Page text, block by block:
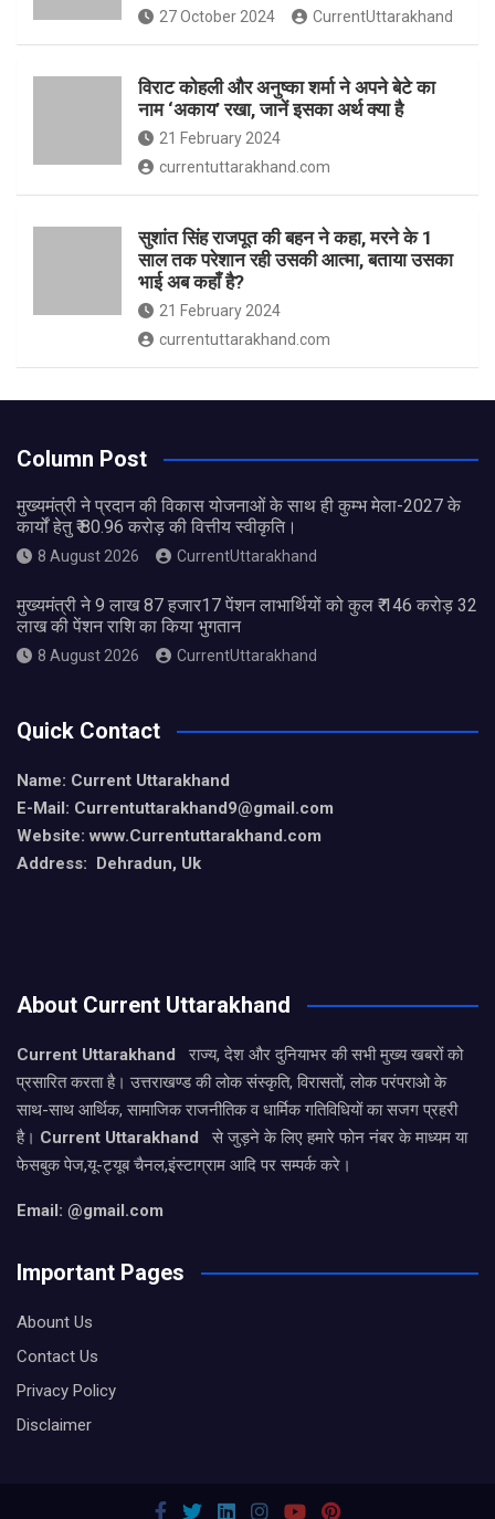
27 October 2024 CurrentUttarakhand
विराट कोहली और अनुष्का शर्मा ने अपने बेटे का
नाम ‘अकाय’ रखा, जानें इसका अर्थ क्‍या है
21 February 2024
currentuttarakhand.com
सुशांत सिंह राजपूत की बहन ने कहा, मरने के 1
साल तक परेशान रही उसकी आत्मा, बताया उसका
भाई अब कहाँ है?
21 February 2024
currentuttarakhand.com
Column Post
मुख्यमंत्री ने प्रदान की विकास योजनाओं के साथ ही कुम्भ मेला-2027 के
कार्यों हेतु ₹ 80.96 करोड़ की वित्तीय स्वीकृति।
8 August 2026 CurrentUttarakhand
मुख्यमंत्री ने 9 लाख 87 हजार17 पेंशन लाभार्थियों को कुल ₹ 146 करोड़ 32
लाख की पेंशन राशि का किया भुगतान
8 August 2026 CurrentUttarakhand
Quick Contact
Name: Current Uttarakhand
E-Mail: Currentuttarakhand9@gmail.com
Website: www.Currentuttarakhand.com
Address: Dehradun, Uk
About Current Uttarakhand
Current Uttarakhand
राज्य, देश और दुनियाभर की सभी मुख्य खबरों को
प्रसारित करता है। उत्तराखण्ड की लोक संस्कृति, विरासतों, लोक परंपराओ के
साथ-साथ आर्थिक, सामाजिक राजनीतिक व धार्मिक गतिविधियों का सजग प्रहरी
है। Current Uttarakhand
से जुड़ने के लिए हमारे फोन नंबर के माध्यम या
फेसबुक पेज,यू-ट्यूब चैनल,इंस्टाग्राम आदि पर सम्पर्क करे।
Email: @gmail.com
Important Pages
Abount Us
Contact Us
Privacy Policy
Disclaimer